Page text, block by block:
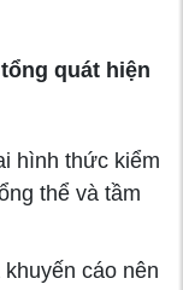
quát hiện
hình thức kiểm
thể và tầm
cáo nên